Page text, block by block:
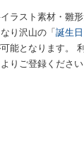
イラスト素材・雛
り沢山の「 誕生日
能となります。
よりご登録くださ